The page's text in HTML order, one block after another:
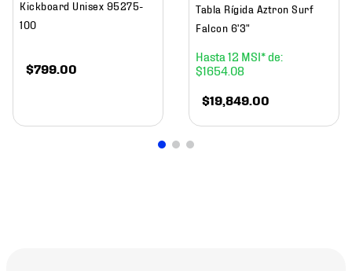
Kickboard Unisex 95275-
100
$799.00
Tabla Rígida Aztron Surf
Falcon 6'3"
12
$1654 08
$19,849.00